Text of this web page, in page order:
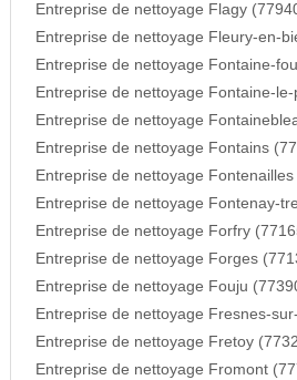
Entreprise de nettoyage Flagy
Entreprise de nettoyage Fleury-en-
Entreprise de nettoyage Fontaine-
Entreprise de nettoyage Fontaine-
Entreprise de nettoyage
Entreprise de nettoyage Fontains
Entreprise de nettoyage
Entreprise de nettoyage Fontenay-
Entreprise de nettoyage Forfry
Entreprise de nettoyage Forges
Entreprise de nettoyage Fouju
Entreprise de nettoyage Fresnes-
Entreprise de nettoyage Fretoy
Entreprise de nettoyage Fromont